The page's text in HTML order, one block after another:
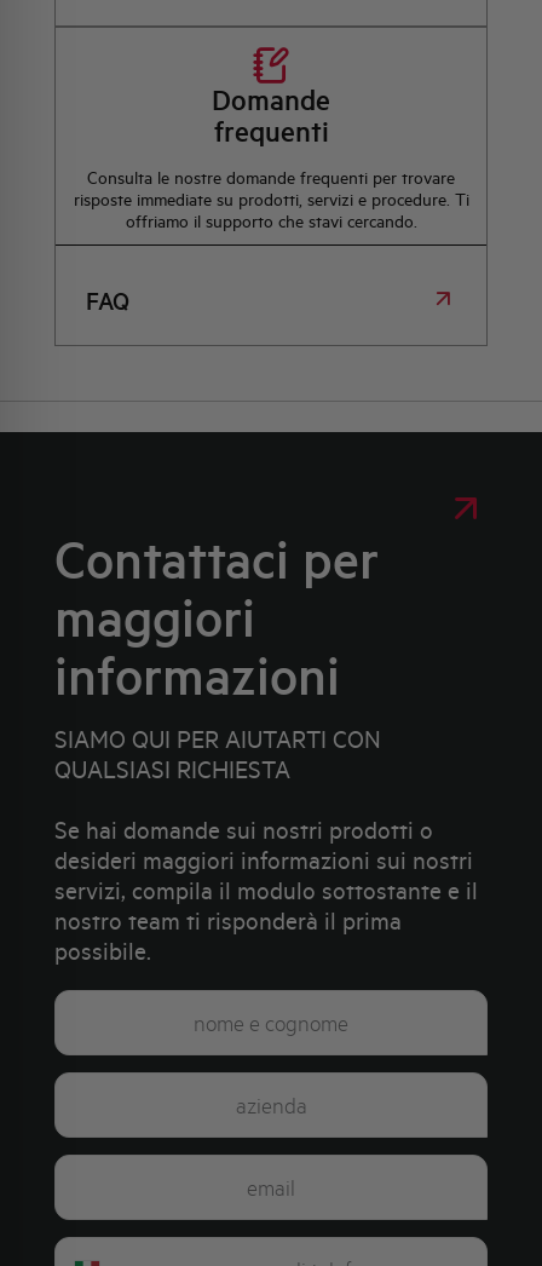
Domande
frequenti
Consulta le nostre domande frequenti per trovare
risposte immediate su prodotti, servizi e procedure. Ti
offriamo il supporto che stavi cercando.
FAQ
Contattaci per
maggiori
informazioni
SIAMO QUI PER AIUTARTI CON
QUALSIASI RICHIESTA
Se hai domande sui nostri prodotti o
desideri maggiori informazioni sui nostri
servizi, compila il modulo sottostante e il
nostro team ti risponderà il prima
possibile.